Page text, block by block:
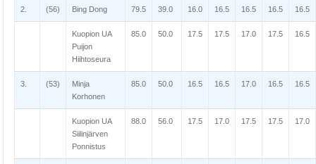
2. (56) Bing Dong 79.5 39.0 16.0 16.5 16.5 16.5 16.5
Kuopion UA
Puijon
Hiihtoseura
85.0 50.0 17.5 17.5 17.0 17.5 16.5
3. (53)
Minja
Korhonen
85.0 50.0 16.5 16.5 17.0 16.5 16.5
Kuopion UA
Siilinjärven
Ponnistus
88.0 56.0 17.5 17.0 17.5 17.5 17.0